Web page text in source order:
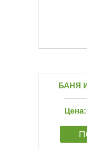
БАНЯ
Цена: